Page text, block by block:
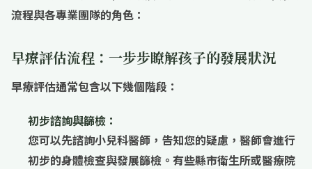
流程與各專業團隊的角色：
早療評估流程：一步步瞭解孩子的發展狀況
早療評估通常包含以下幾個階段：
初步諮詢與篩檢：
您可以先諮詢小兒科醫師 ，告知您的疑慮，醫師會進行
初步的身體檢查與發展篩檢。有些縣市衛生所或醫療院